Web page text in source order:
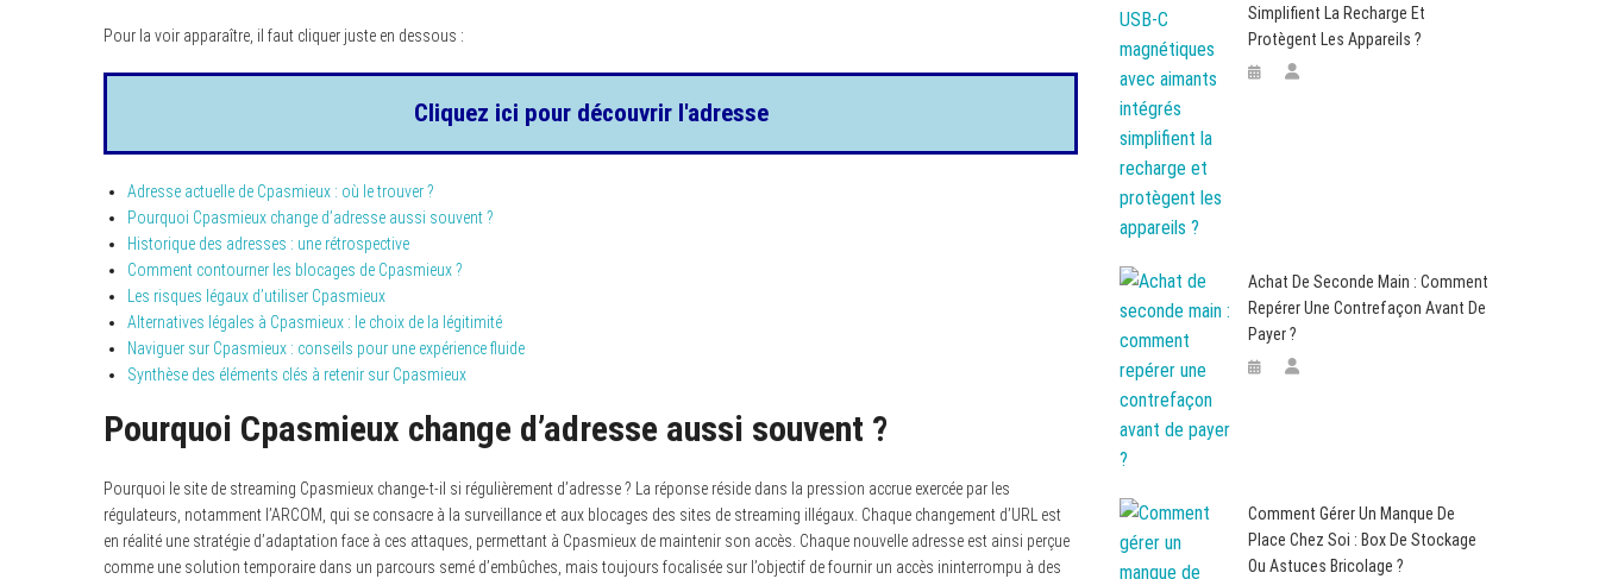
Pour la voir apparaître, il faut cliquer juste en dessous :
Cliquez ici pour découvrir l'adresse
Adresse actuelle de Cpasmieux : où le trouver ?
Pourquoi Cpasmieux change d’adresse aussi souvent ?
Historique des adresses : une rétrospective
Comment contourner les blocages de Cpasmieux ?
Les risques légaux d’utiliser Cpasmieux
Alternatives légales à Cpasmieux : le choix de la légitimité
Naviguer sur Cpasmieux : conseils pour une expérience fluide
Synthèse des éléments clés à retenir sur Cpasmieux
Pourquoi Cpasmieux change d’adresse aussi souvent ?
Pourquoi le site de streaming Cpasmieux change-t-il si régulièrement d’adresse ? La réponse réside dans la pression accrue exercée par les
régulateurs, notamment l’ARCOM, qui se consacre à la surveillance et aux blocages des sites de streaming illégaux. Chaque changement d’URL est
en réalité une stratégie d’adaptation face à ces attaques, permettant à Cpasmieux de maintenir son accès. Chaque nouvelle adresse est ainsi perçue
comme une solution temporaire dans un parcours semé d’embûches, mais toujours focalisée sur l’objectif de fournir un accès ininterrompu à des
Simplifient La Recharge Et
Protègent Les Appareils ?
Achat De Seconde Main : Comment
Repérer Une Contrefaçon Avant De
Payer ?
Comment Gérer Un Manque De
Place Chez Soi : Box De Stockage
Ou Astuces Bricolage ?